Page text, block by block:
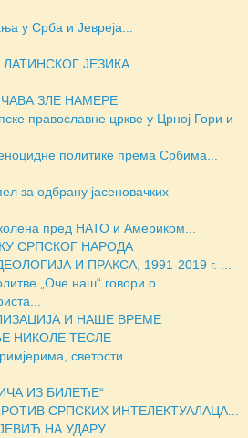
у Срба и Јевреја...
ЈЕЗИКА
ЗЛЕ НАМЕРЕ
православне цркве у Црној Гори и
политике према Србима...
за одбрану јасеновачких
пред НАТО и Америком...
СРПСКОГ НАРОДА
И ПРАКСА, 1991-2019 г. ...
„Оче наш“ говори о
И НАШЕ ВРЕМЕ
НИКОЛЕ ТЕСЛЕ
светости...
ИЗ БИЛЕЋЕ“
СРПСКИХ ИНТЕЛЕКТУАЛАЦА...
НА УДАРУ